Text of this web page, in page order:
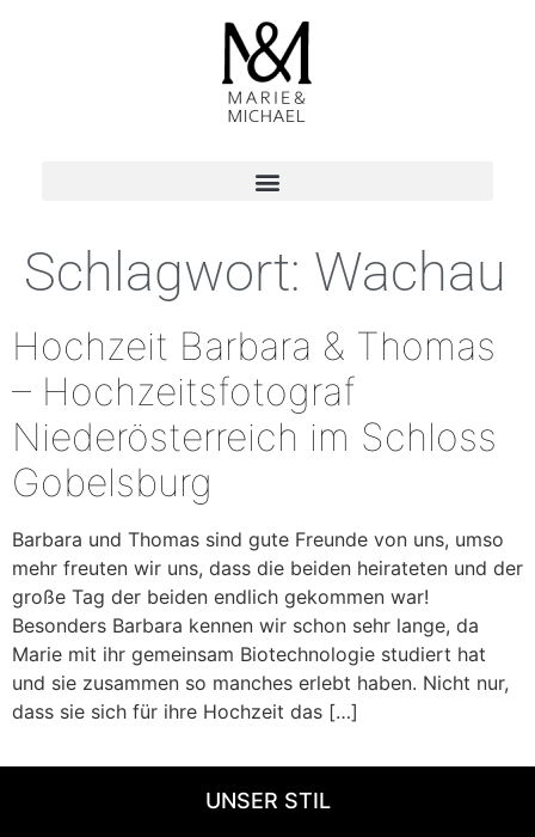
Schlagwort: Wachau
Hochzeit Barbara & Thomas
– Hochzeitsfotograf
Niederösterreich im Schloss
Gobelsburg
Barbara und Thomas sind gute Freunde von uns, umso
mehr freuten wir uns, dass die beiden heirateten und der
große Tag der beiden endlich gekommen war!
Besonders Barbara kennen wir schon sehr lange, da
Marie mit ihr gemeinsam Biotechnologie studiert hat
und sie zusammen so manches erlebt haben. Nicht nur,
dass sie sich für ihre Hochzeit das […]
UNSER STIL